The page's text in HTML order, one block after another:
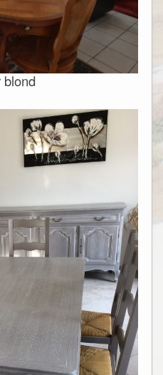
blond